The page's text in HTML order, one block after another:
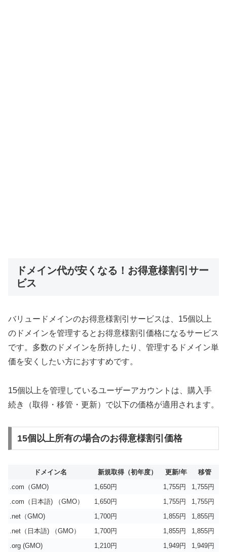
ドメイン代が安くなる！お得意様割引サー
ビス
バリュードメインのお得意様割引サービスは、15個以上
のドメインを管理するとお得意様割引価格になるサービス
です。多数のドメインを所持したり、管理するドメイン単
価を安くしたい方におすすめです。
15個以上を管理しているユーザーアカウントは、購入手
続き（取得・移管・更新）で以下の価格が適用されます。
15個以上所有の場合のお得意様割引価格
ドメイン名 新規取得（初年度） 更新/年
移管
.com（GMO)
1,650円 1,755円
1,755円
.com（日本語) （GMO）
1,650円 1,755円
1,755円
.net（GMO)
1,700円 1,855円
1,855円
.net（日本語) （GMO）
1,700円 1,855円
1,855円
.org (GMO)
1,210円 1,949円 1,949円